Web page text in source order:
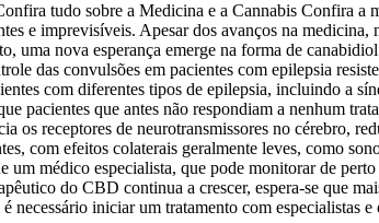
tudo sobre a Medicina e a Cannabis Confira a
e imprevisíveis. Apesar dos avanços na
uma nova esperança emerge na forma de
das convulsões em pacientes com epilepsia
com diferentes tipos de epilepsia, incluindo a
pacientes que antes não respondiam a nenhum
os receptores de neurotransmissores no cérebro,
com efeitos colaterais geralmente leves, como
um médico especialista, que pode monitorar de
do CBD continua a crescer, espera-se que
necessário iniciar um tratamento com especialistas